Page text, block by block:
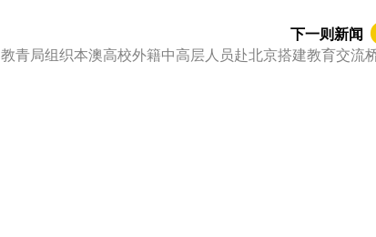
下一则新闻
教青局组织本澳高校外籍中高层人员赴北京搭建教育交流